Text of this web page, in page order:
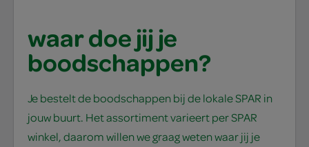
waar doe jij je
boodschappen?
Je bestelt de boodschappen bij de lokale SPAR in
jouw buurt. Het assortiment varieert per SPAR
winkel, daarom willen we graag weten waar jij je